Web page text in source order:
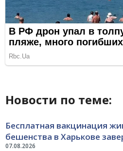
Новости по теме:
07.08.2026
Бесплатная вакцинация
бешенства в Харькове